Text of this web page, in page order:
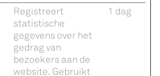
Registreert
statistische
gegevens over het
gedrag van
bezoekers aan de
website. Gebruikt
1 dag